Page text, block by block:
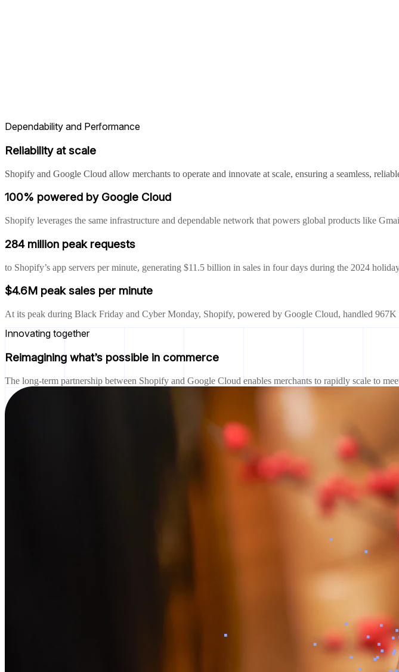
Dependability and Performance
Reliability at scale
Shopify and Google Cloud allow merchants to operate and innovate at scale, ensuring a seamless,
100% powered by Google Cloud
Shopify leverages the same infrastructure and dependable network that powers global products like
284 million peak requests
to Shopify’s app servers per minute, generating $11.5 billion in sales in four days during the 2024
$4.6M peak sales per minute
At its peak during Black Friday and Cyber Monday, Shopify, powered by Google Cloud, handled 967K
Innovating together
Reimagining what’s possible in commerce
The long-term partnership between Shopify and Google Cloud enables merchants to rapidly scale to